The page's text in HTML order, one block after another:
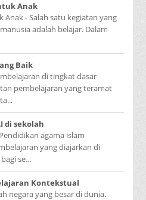
Anak
- Salah satu kegiatan yang
adalah belajar. Dalam
Baik
di tingkat dasar
pembelajaran yang teramat
di sekolah
agama islam
yang diajarkan di
se...
Kontekstual
negara yang besar di dunia.